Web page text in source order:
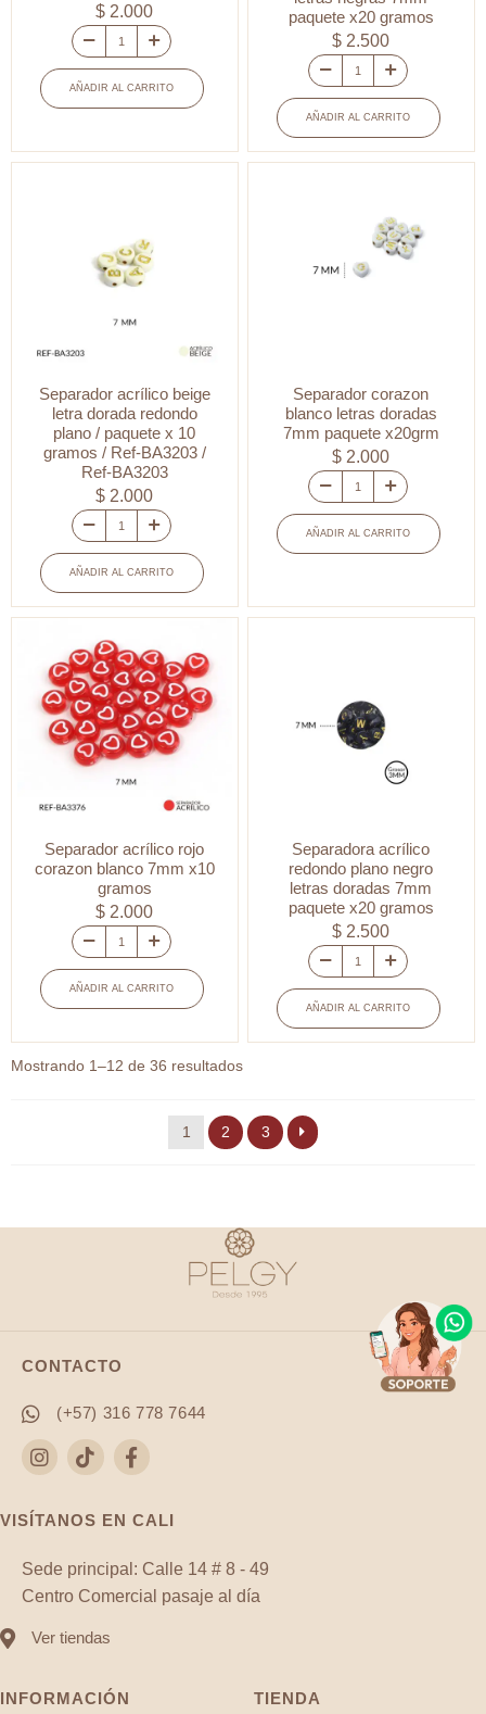
$ 2.000
Separador
acrílico
margarita
x
AÑADIR AL CARRITO
paquete x20 gramos
$ 2.500
Separador
acrílico
redondo
plano
7mm
AÑADIR AL CARRITO
Separador acrílico beige
letra dorada redondo
plano / paquete x 10
gramos / Ref-BA3203 /
Ref-BA3203
$ 2.000
Separador
acrílico
beige
letra
dorada
redondo
plano
/
paquete
10
/
Ref-
BA3203
/
Ref-
AÑADIR AL CARRITO
Separador corazon
blanco letras doradas
7mm paquete x20grm
$ 2.000
Separador
corazon
blanco
doradas
cantidad
AÑADIR AL CARRITO
Separador acrílico rojo
corazon blanco 7mm x10
gramos
$ 2.000
Separador
acrílico
rojo
blanco
AÑADIR AL CARRITO
Separadora acrílico
redondo plano negro
letras doradas 7mm
paquete x20 gramos
$ 2.500
Separadora
acrílico
redondo
doradas
AÑADIR AL CARRITO
Mostrando 1–12 de 36 resultadosOrdenado
popularidad
1
2 3
CONTACTO
(+57) 316 778 7644
VISÍTANOS EN CALI
Sede principal: Calle 14 # 8 - 49
Centro Comercial pasaje al día
Ver tiendas
INFORMACIÓN TIENDA